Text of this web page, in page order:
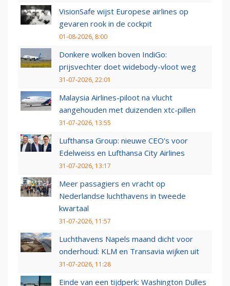
VisionSafe wijst Europese airlines op
gevaren rook in de cockpit
01-08-2026, 8:00
Donkere wolken boven IndiGo:
prijsvechter doet widebody-vloot weg
31-07-2026, 22:01
Malaysia Airlines-piloot na vlucht
aangehouden met duizenden xtc-pillen
31-07-2026, 13:55
Lufthansa Group: nieuwe CEO’s voor
Edelweiss en Lufthansa City Airlines
31-07-2026, 13:17
Meer passagiers en vracht op
Nederlandse luchthavens in tweede
kwartaal
31-07-2026, 11:57
Luchthavens Napels maand dicht voor
onderhoud: KLM en Transavia wijken uit
31-07-2026, 11:28
Einde van een tijdperk: Washington Dulles